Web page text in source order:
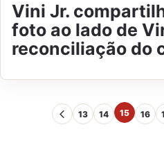
Vini Jr.
foto ao lado de
reconciliação do
13 14 15 16